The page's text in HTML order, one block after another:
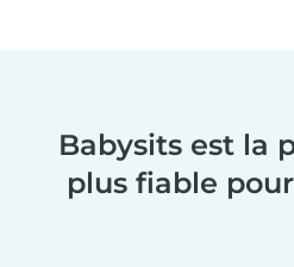
Babysits est la
plus fiable